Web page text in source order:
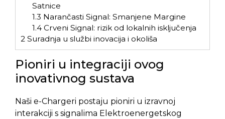
Satnice
1.3 Narančasti Signal: Smanjene Margine
1.4Crveni Signal: rizik od lokalnih isključenja
2 Suradnja u službi inovacija i okoliša
Pioniri u integraciji ovog
inovativnog sustava
Naši e-Chargeri postaju pioniri u izravnoj
interakciji s signalima Elektroenergetskog